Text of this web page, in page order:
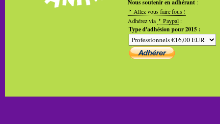
Nous soutenir en adhérant :
Allez vous faire fous !
Adhérez via
Paypal :
Type d'adhésion pour 2015 :